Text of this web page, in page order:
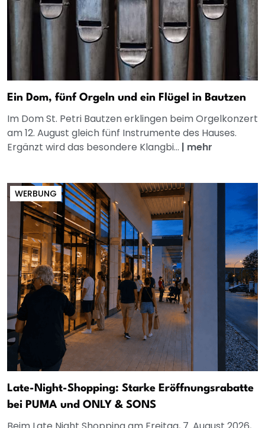
Ein Dom, fünf Orgeln und ein Flügel in Bautzen
Im Dom St. Petri Bautzen erklingen beim Orgelkonzert
am 12. August gleich fünf Instrumente des Hauses.
Ergänzt wird das besondere Klangbi... | mehr
WERBUNG
Late-Night-Shopping: Starke Eröffnungsrabatte
bei PUMA und ONLY & SONS